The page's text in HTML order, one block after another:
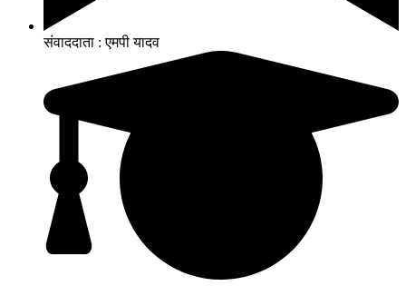
संवाददाता : एमपी यादव